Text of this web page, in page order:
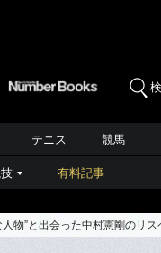
テニス 競馬
有料記事
物”と出会った中村憲剛のリス